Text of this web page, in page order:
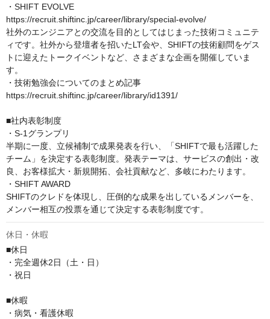
・SHIFT EVOLVE
https://recruit.shiftinc.jp/career/library/special-evolve/
社外のエンジニアとの交流を目的としてはじまった技術コミュニテ
ィです。社外から登壇者を招いたLT会や、SHIFTの技術顧問をゲス
トに迎えたトークイベントなど、さまざまな企画を開催していま
す。
・技術勉強会についてのまとめ記事
https://recruit.shiftinc.jp/career/library/id1391/
■社内表彰制度
・S-1グランプリ
半期に一度、立候補制で成果発表を行い、「SHIFTで最も活躍した
チーム」を決定する表彰制度。発表テーマは、サービスの創出・改
良、お客様拡大・新規開拓、会社貢献など、多岐にわたります。
・SHIFT AWARD
SHIFTのクレドを体現し、圧倒的な成果を出しているメンバーを、
メンバー相互の投票を通じて決定する表彰制度です。
休日・休暇
■休日
・完全週休2日（土・日）
・祝日
■休暇
・病気・看護休暇